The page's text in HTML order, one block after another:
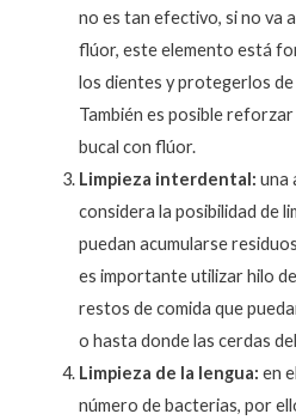
no es tan efectivo, si no va
flúor, este elemento está
los dientes y protegerlos
También es posible
bucal con flúor.
Limpieza interdental: una
considera la posibilidad de
puedan acumularse
es importante utilizar hilo
restos de comida que
o hasta donde las cerdas
Limpieza de la lengua: en
número de bacterias, por